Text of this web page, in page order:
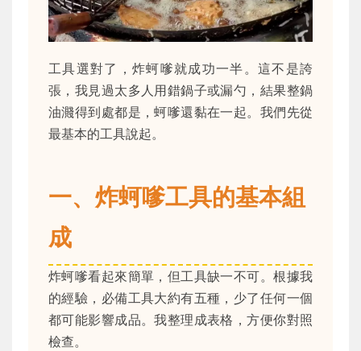
工具選對了，炸蚵嗲就成功一半。這不是誇
張，我見過太多人用錯鍋子或漏勺，結果整鍋
油濺得到處都是，蚵嗲還黏在一起。我們先從
最基本的工具說起。
一、炸蚵嗲工具的基本組
成
炸蚵嗲看起來簡單，但工具缺一不可。根據我
的經驗，必備工具大約有五種，少了任何一個
都可能影響成品。我整理成表格，方便你對照
檢查。